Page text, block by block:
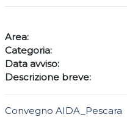
Area:
Categoria:
Data avviso:
Descrizione breve:
Convegno AIDA_Pescara